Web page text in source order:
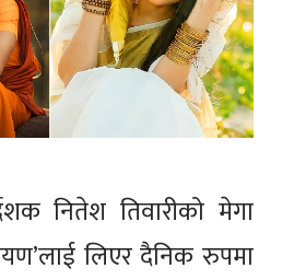
नितेश तिवारीको मेगा
लिएर दैनिक रुपमा